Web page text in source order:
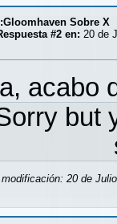
Sobre X
#2 en: 20 de
acabo
but
20 de